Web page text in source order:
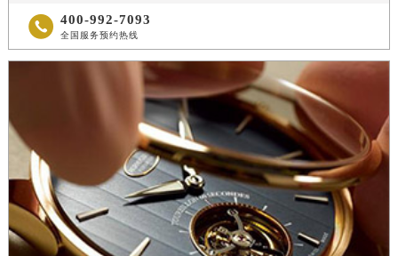
 400-992-7093
全国服务预约热线